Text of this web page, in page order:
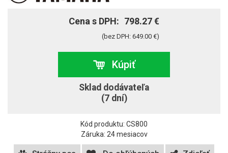
Cena s DPH: 798.27 €
(bez DPH: 649.00 €)
Kúpiť
Sklad dodávateľa
(7 dní)
Kód produktu: CS800
Záruka: 24 mesiacov